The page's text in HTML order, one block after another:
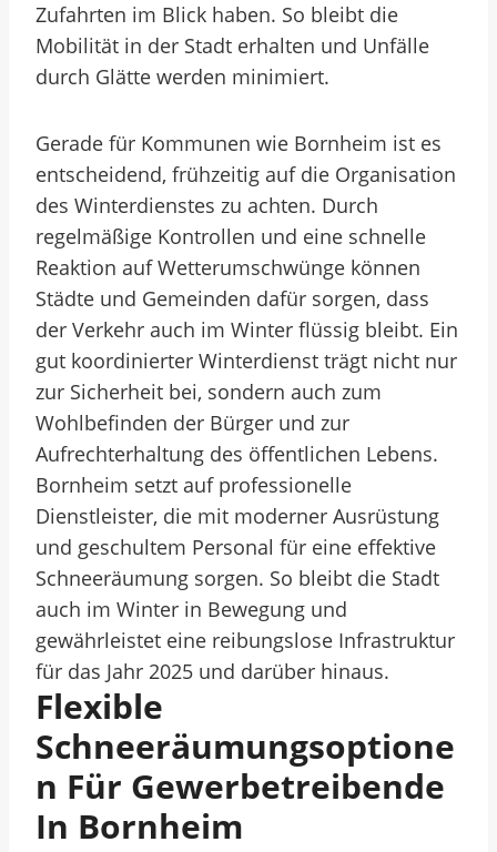
Zufahrten im Blick haben. So bleibt die
Mobilität in der Stadt erhalten und Unfälle
durch Glätte werden minimiert.
Gerade für Kommunen wie Bornheim ist es
entscheidend, frühzeitig auf die Organisation
des Winterdienstes zu achten. Durch
regelmäßige Kontrollen und eine schnelle
Reaktion auf Wetterumschwünge können
Städte und Gemeinden dafür sorgen, dass
der Verkehr auch im Winter flüssig bleibt. Ein
gut koordinierter Winterdienst trägt nicht nur
zur Sicherheit bei, sondern auch zum
Wohlbefinden der Bürger und zur
Aufrechterhaltung des öffentlichen Lebens.
Bornheim setzt auf professionelle
Dienstleister, die mit moderner Ausrüstung
und geschultem Personal für eine effektive
Schneeräumung sorgen. So bleibt die Stadt
auch im Winter in Bewegung und
gewährleistet eine reibungslose Infrastruktur
für das Jahr 2025 und darüber hinaus.
Flexible
Schneeräumungsoptione
N Für Gewerbetreibende
In Bornheim